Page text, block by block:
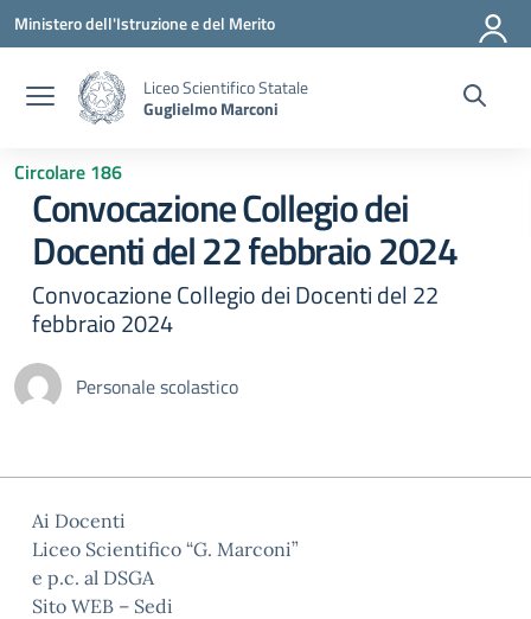
Vai ai contenuti
Vai al menu di navigazione
Vai al footer
Ministero dell'Istruzione e del Merito
Liceo Scientifico Statale
Guglielmo Marconi
Circolare 186
Convocazione Collegio dei
Docenti del 22 febbraio 2024
Convocazione Collegio dei Docenti del 22
febbraio 2024
Personale scolastico
Ai Docenti
Liceo Scientifico “G. Marconi”
e p.c. al DSGA
Sito WEB – Sedi